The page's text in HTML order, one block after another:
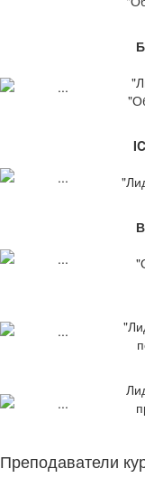
Преподаватели